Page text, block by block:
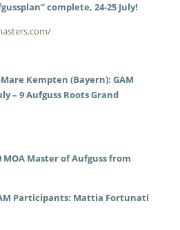
complete, 24-25 July!
Kempten (Bayern): GAM
– 9 Aufguss Roots Grand
MOA Master of Aufguss from
Participants: Mattia Fortunati